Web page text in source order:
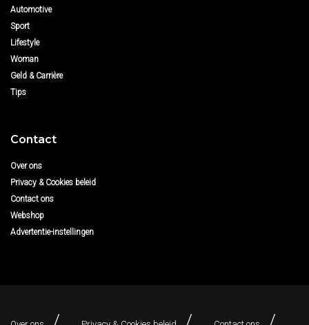
Automotive
Sport
Lifestyle
Woman
Geld & Carrière
Tips
Contact
Over ons
Privacy & Cookies beleid
Contact ons
Webshop
Advertentie-instellingen